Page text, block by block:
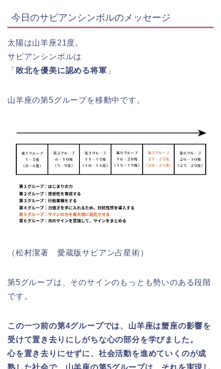
今日のサビアンシンボルのメッセージ
太陽は山羊座21度。
サビアンシンボルは
「 敗北を優美に認める将軍 」
山羊座の第5グループを移動中です。
（松村潔著 愛蔵版サビアン占星術）
第5グループは、そのサインのもっとも勢いのある段階
です。
この一つ前の第4グループでは、山羊座は蟹座の影響を
受けて置き去りにしがちな心の部分を学びました。
心を置き去りにせずに、社会活動を進めていくのが成